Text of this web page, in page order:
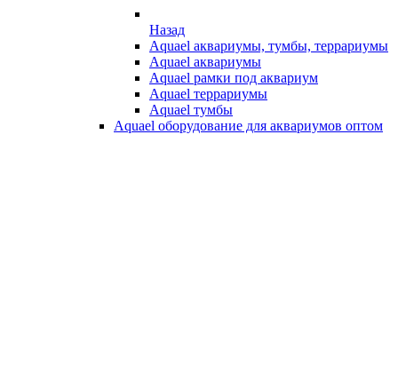
Назад
Aquael аквариумы, тумбы, террариумы
Aquael аквариумы
Aquael рамки под аквариум
Aquael террариумы
Aquael тумбы
Aquael оборудование для аквариумов оптом